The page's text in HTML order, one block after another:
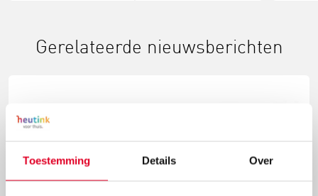
Toestemming Details Over
Gerelateerde nieuwsberichten